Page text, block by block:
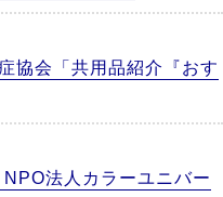
協会「共用品紹介『おす
法人カラーユニバー